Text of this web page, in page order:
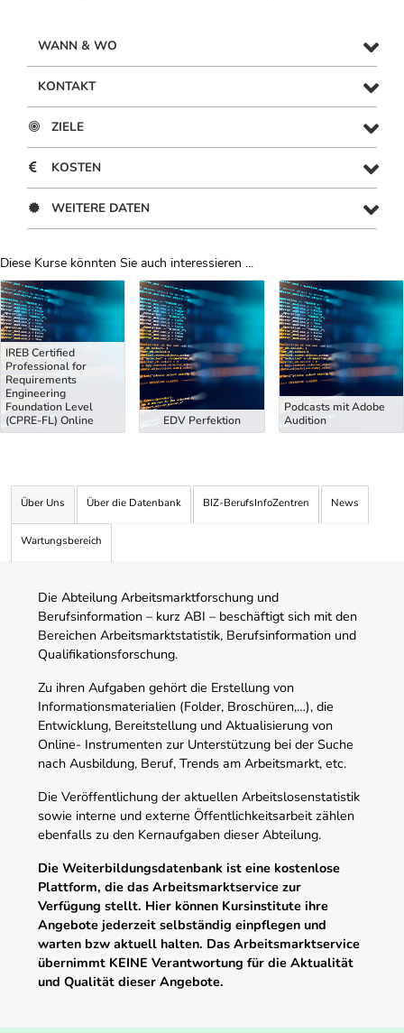
WANN & WO
KONTAKT
ZIELE
KOSTEN
WEITERE DATEN
Diese Kurse könnten Sie auch interessieren ...
Uber Weiterbildungsvorschläge
IREB Certified
Professional for
Requirements
Engineering
Foundation Level
(CPRE-FL) Online
EDV Perfektion
Podcasts mit Adobe
Audition
Über Uns Über die Datenbank BIZ-BerufsInfoZentren News
Wartungsbereich
Die Abteilung Arbeitsmarktforschung und
Berufsinformation – kurz ABI – beschäftigt sich mit den
Bereichen Arbeitsmarktstatistik, Berufsinformation und
Qualifikationsforschung.
Zu ihren Aufgaben gehört die Erstellung von
Informationsmaterialien (Folder, Broschüren,…), die
Entwicklung, Bereitstellung und Aktualisierung von
Online- Instrumenten zur Unterstützung bei der Suche
nach Ausbildung, Beruf, Trends am Arbeitsmarkt, etc.
Die Veröffentlichung der aktuellen Arbeitslosenstatistik
sowie interne und externe Öffentlichkeitsarbeit zählen
ebenfalls zu den Kernaufgaben dieser Abteilung.
Die Weiterbildungsdatenbank ist eine kostenlose
Plattform, die das Arbeitsmarktservice zur
Verfügung stellt. Hier können Kursinstitute ihre
Angebote jederzeit selbständig einpflegen und
warten bzw aktuell halten. Das Arbeitsmarktservice
übernimmt KEINE Verantwortung für die Aktualität
und Qualität dieser Angebote.